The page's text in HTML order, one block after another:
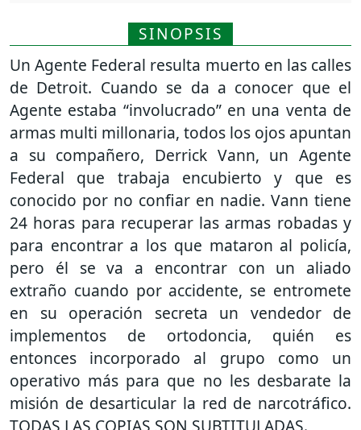
SINOPSIS
Un Agente Federal resulta muerto en las calles
de Detroit. Cuando se da a conocer que el
Agente estaba “involucrado” en una venta de
armas multi millonaria, todos los ojos apuntan
a su compañero, Derrick Vann, un Agente
Federal que trabaja encubierto y que es
conocido por no confiar en nadie. Vann tiene
24 horas para recuperar las armas robadas y
para encontrar a los que mataron al policía,
pero él se va a encontrar con un aliado
extraño cuando por accidente, se entromete
en su operación secreta un vendedor de
implementos de ortodoncia, quién es
entonces incorporado al grupo como un
operativo más para que no les desbarate la
misión de desarticular la red de narcotráfico.
TODAS LAS COPIAS SON SUBTITULADAS.